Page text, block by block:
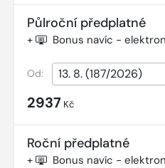
Půlroční předplatné
+ Bonus navíc -
Od:
2937 Kč
Roční předplatné
+ Bonus navíc -